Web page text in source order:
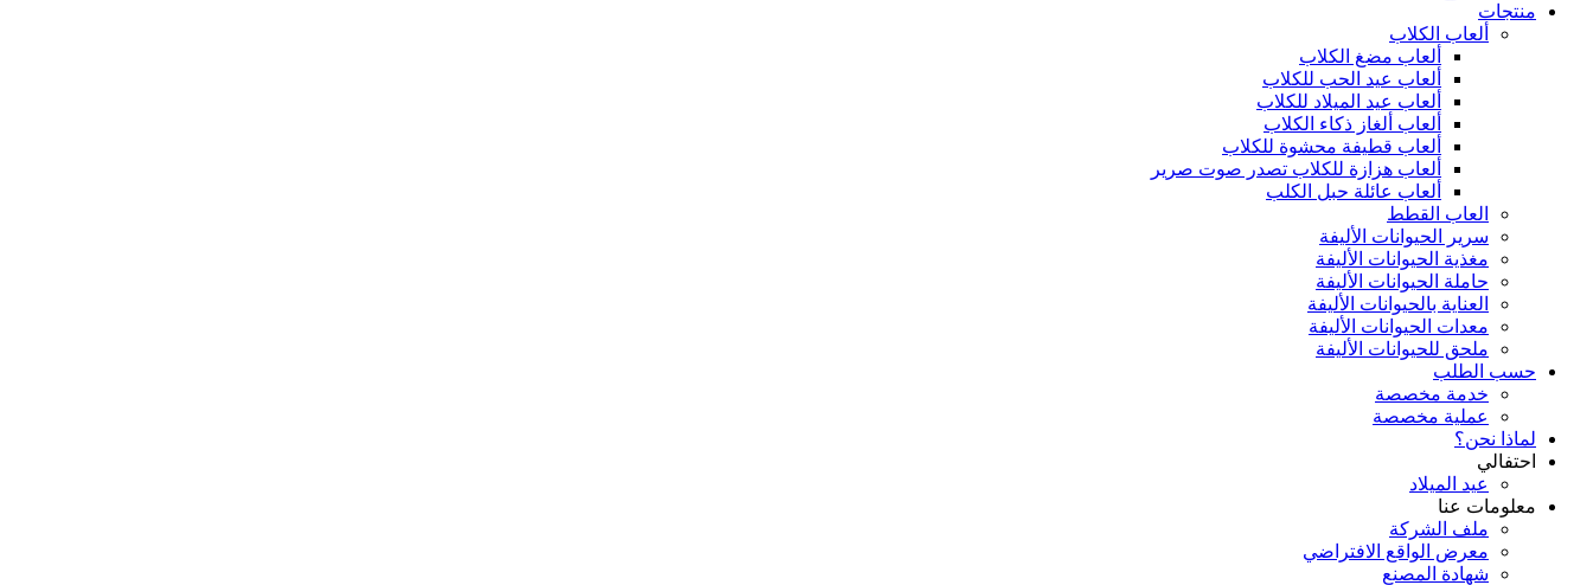
منتجات
ألعاب الكلاب
ألعاب مضغ الكلاب
ألعاب عيد الحب للكلاب
ألعاب عيد الميلاد للكلاب
ألعاب ألغاز ذكاء الكلاب
ألعاب قطيفة محشوة للكلاب
ألعاب هزازة للكلاب تصدر صوت صرير
ألعاب عائلة حبل الكلب
العاب القطط
سرير الحيوانات الأليفة
مغذية الحيوانات الأليفة
حاملة الحيوانات الأليفة
العناية بالحيوانات الأليفة
معدات الحيوانات الأليفة
ملحق للحيوانات الأليفة
حسب الطلب
خدمة مخصصة
عملية مخصصة
لماذا نحن؟
احتفالي
عيد الميلاد
معلومات عنا
ملف الشركة
معرض الواقع الافتراضي
شهادة المصنع